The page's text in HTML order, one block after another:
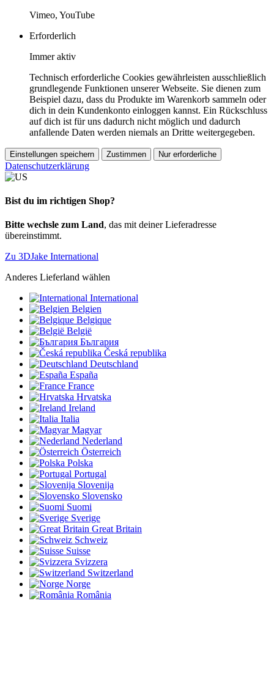
Vimeo, YouTube
Erforderlich
Immer aktiv
Technisch erforderliche Cookies gewährleisten ausschließlich
grundlegende Funktionen unserer Webseite. Sie dienen zum
Beispiel dazu, dass du Produkte im Warenkorb sammeln oder
dich in dein Kundenkonto einloggen kannst. Ein Rückschluss
auf dich ist für uns dadurch nicht möglich und dadurch
anfallende Daten werden niemals an Dritte weitergegeben.
Einstellungen speichern Zustimmen Nur erforderliche
Datenschutzerklärung
Bist du im richtigen Shop?
Bitte wechsle zum Land, das mit deiner Lieferadresse
übereinstimmt.
Zu 3DJake International
Anderes Lieferland wählen
International
Belgien
Belgique
België
България
Česká republika
Deutschland
España
France
Hrvatska
Ireland
Italia
Magyar
Nederland
Österreich
Polska
Portugal
Slovenija
Slovensko
Suomi
Sverige
Great Britain
Schweiz
Suisse
Svizzera
Switzerland
Norge
România